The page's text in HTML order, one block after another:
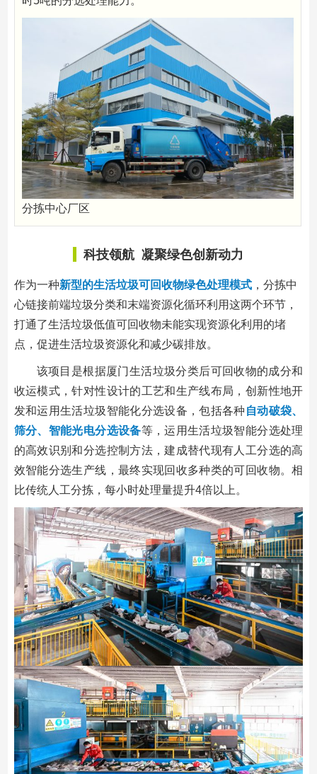
分拣中心厂区
科技领航 凝聚绿色创新动力
作为一种新型的生活垃圾可回收物绿色处理模式，分拣中
心链接前端垃圾分类和末端资源化循环利用这两个环节，
打通了生活垃圾低值可回收物未能实现资源化利用的堵
点，促进生活垃圾资源化和减少碳排放。
该项目是根据厦门生活垃圾分类后可回收物的成分和
收运模式，针对性设计的工艺和生产线布局，创新性地开
发和运用生活垃圾智能化分选设备，包括各种 自动破袋、
筛分、智能光电分选设备等，运用生活垃圾智能分选处理
的高效识别和分选控制方法，建成替代现有人工分选的高
效智能分选生产线，最终实现回收多种类的可回收物。相
比传统人工分拣，每小时处理量提升4倍以上。